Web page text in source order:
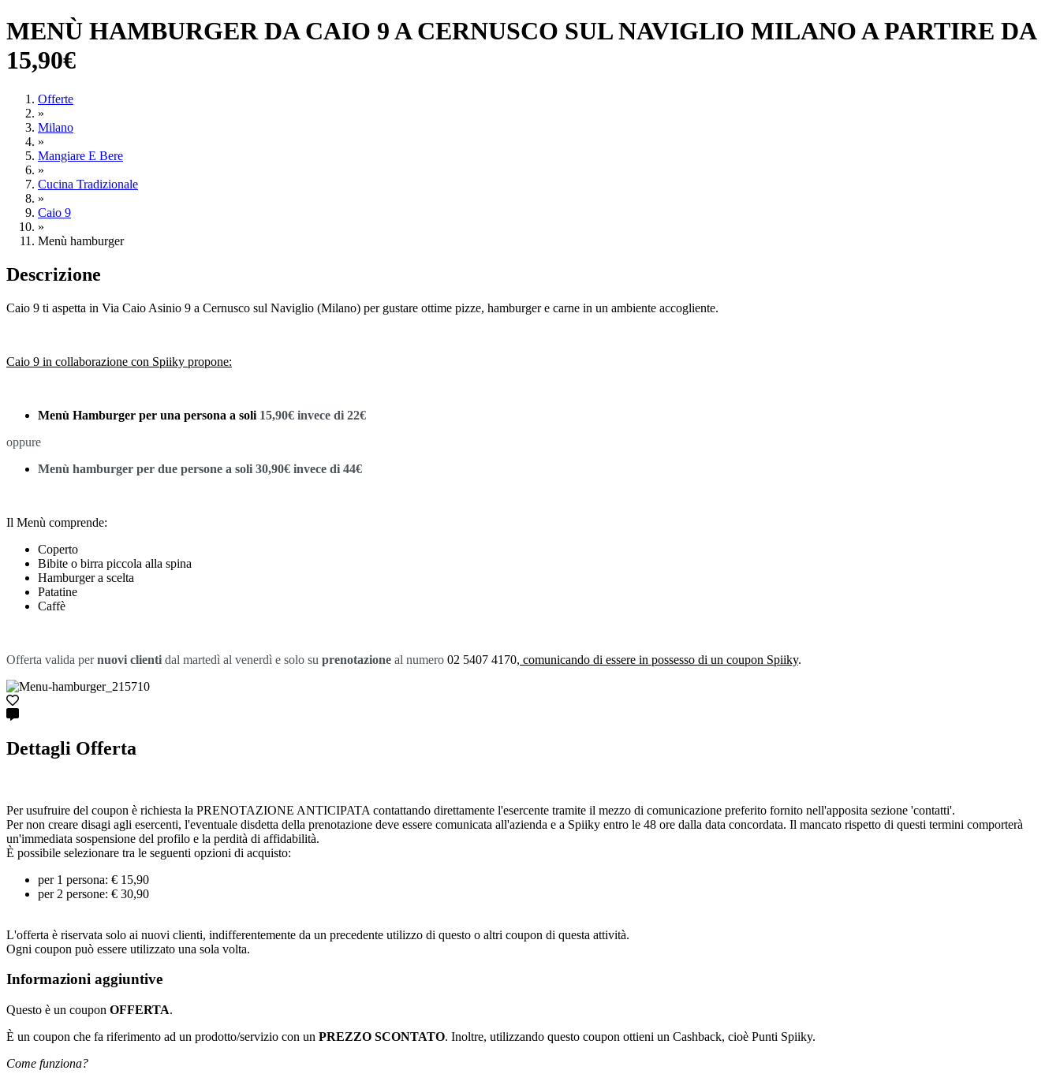
MENÙ HAMBURGER DA CAIO 9 A CERNUSCO SUL NAVIGLIO MILANO A PARTIRE DA
15,90€
Offerte
»
Milano
»
Mangiare E Bere
»
Cucina Tradizionale
»
Caio 9
»
Menù hamburger
Descrizione
Caio 9 ti aspetta in Via Caio Asinio 9 a Cernusco sul Naviglio (Milano) per gustare ottime pizze, hamburger e carne in un ambiente accogliente.
Caio 9 in collaborazione con Spiiky propone:
Menù Hamburger per una persona a soli 15,90€ invece di 22€
oppure
Menù hamburger per due persone a soli 30,90€ invece di 44€
Il Menù comprende:
Coperto
Bibite o birra piccola alla spina
Hamburger a scelta
Patatine
Caffè
Offerta valida pernuovi clienti dal martedì al venerdì e solo su prenotazione al numero 02 5407 4170, comunicando di essere in possesso di un coupon Spiiky.
Dettagli Offerta
Per usufruire del coupon è richiesta la PRENOTAZIONE ANTICIPATA contattando direttamente l'esercente tramite il mezzo di comunicazione preferito fornito nell'apposita sezione 'contatti'.
Per non creare disagi agli esercenti, l'eventuale disdetta della prenotazione deve essere comunicata all'azienda e a Spiiky entro le 48 ore dalla data concordata. Il mancato rispetto di questi termini comporterà
un'immediata sospensione del profilo e la perdità di affidabilità.
È possibile selezionare tra le seguenti opzioni di acquisto:
per 1 persona: € 15,90
per 2 persone: € 30,90
L'offerta è riservata solo ai nuovi clienti, indifferentemente da un precedente utilizzo di questo o altri coupon di questa attività.
Ogni coupon può essere utilizzato una sola volta.
Informazioni aggiuntive
Questo è un coupon OFFERTA.
È un coupon che fa riferimento ad un prodotto/servizio con un PREZZO SCONTATO. Inoltre, utilizzando questo coupon ottieni un Cashback, cioè Punti Spiiky.
Come funziona?